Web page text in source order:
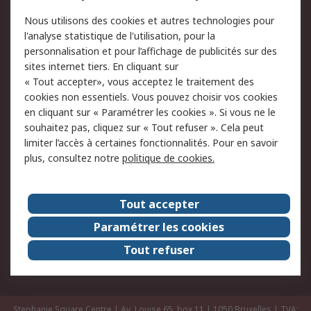
Retours
Support technique
Track & trace
Legal
Politique de cookies
Sécurité des e-mails
Politique de protection
des données - Mise à
jour
Conditions générales
de vente
A propos de RS
Le groupe RS Group
A propos de RS
RS dans le monde
Travaillez chez RS
ESG
Nous utilisons des cookies et autres technologies pour
l'analyse statistique de l'utilisation, pour la
personnalisation et pour l’affichage de publicités sur des
sites internet tiers. En cliquant sur
« Tout accepter», vous acceptez le traitement des
cookies non essentiels. Vous pouvez choisir vos cookies
en cliquant sur « Paramétrer les cookies ». Si vous ne le
souhaitez pas, cliquez sur « Tout refuser ». Cela peut
limiter l’accès à certaines fonctionnalités. Pour en savoir
plus, consultez notre politique de cookies.
Tout accepter
Paramétrer les cookies
Tout refuser